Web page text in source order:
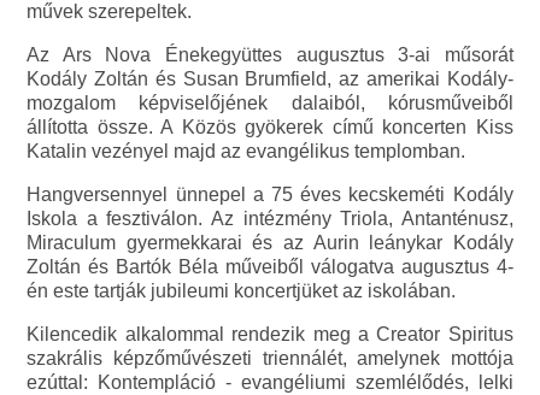
művek szerepeltek.
Az Ars Nova Énekegyüttes augusztus 3-ai műsorát
Kodály Zoltán és Susan Brumfield, az amerikai Kodály-
mozgalom képviselőjének dalaiból, kórusműveiből
állította össze. A Közös gyökerek című koncerten Kiss
Katalin vezényel majd az evangélikus templomban.
Hangversennyel ünnepel a 75 éves kecskeméti Kodály
Iskola a fesztiválon. Az intézmény Triola, Antanténusz,
Miraculum gyermekkarai és az Aurin leánykar Kodály
Zoltán és Bartók Béla műveiből válogatva augusztus 4-
én este tartják jubileumi koncertjüket az iskolában.
Kilencedik alkalommal rendezik meg a Creator Spiritus
szakrális képzőművészeti triennálét, amelynek mottója
ezúttal: Kontempláció - evangéliumi szemlélődés, lelki